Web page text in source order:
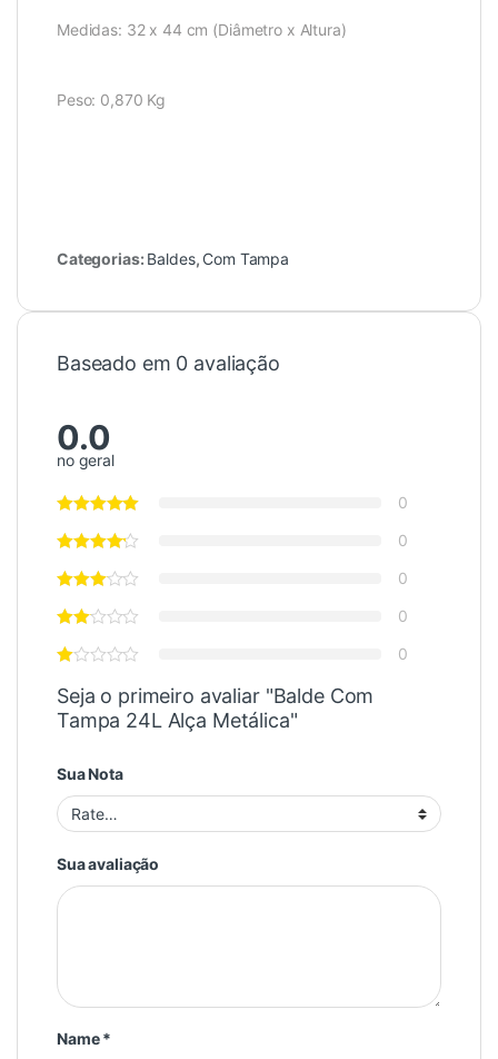
Medidas: 32 x 44 cm (Diâmetro x Altura)
Peso: 0,870 Kg
Categorias: Baldes, Com Tampa
Baseado em 0 avaliação
0.0
no geral
0
0
0
0
0
Seja o primeiro avaliar "Balde Com
Tampa 24L Alça Metálica"
Sua Nota
Sua avaliação
Name*